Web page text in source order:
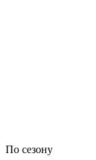
По сезону